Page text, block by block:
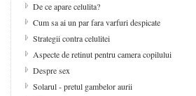
De ce apare celulita?
Cum sa ai un par fara varfuri despicate
Strategii contra celulitei
Aspecte de retinut pentru camera copilului
Despre sex
Solarul - pretul gambelor aurii